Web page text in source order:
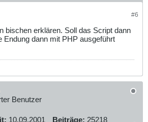
#6
bischen erklären. Soll das Script dann
Endung dann mit PHP ausgeführt
Benutzer
10.09.2001 Beiträge: 25218